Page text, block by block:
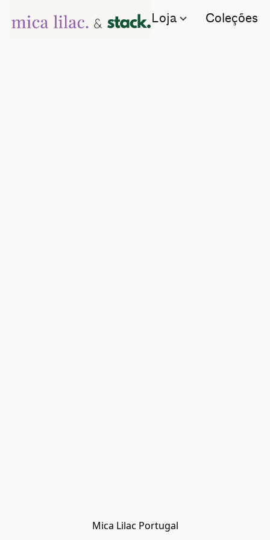
Loja Coleções
Mica Lilac Portugal